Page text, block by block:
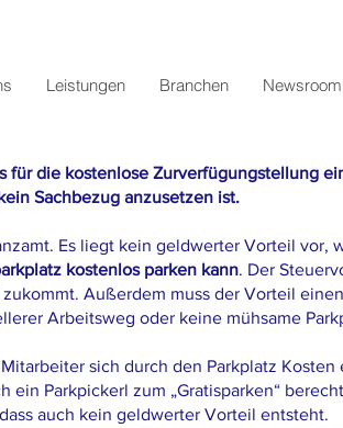
Leistungen Branchen Newsroom
für die kostenlose Zurverfügungstellung
Sachbezug anzusetzen ist.
Es liegt kein geldwerter Vorteil vor,
kostenlos parken kann. Der
Außerdem muss der Vorteil
Arbeitsweg oder keine mühsame
sich durch den Parkplatz Kosten
Parkpickerl zum „Gratisparken“
auch kein geldwerter Vorteil entsteht.